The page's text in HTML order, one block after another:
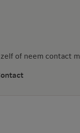
of neem contact